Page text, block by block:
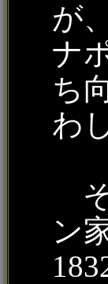
が、
ナ
ち
わ
そ
ン